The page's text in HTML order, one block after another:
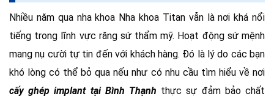
Nhiều năm qua nha khoa Nha khoa Titan vẫn là nơi khá nổi
tiếng trong lĩnh vực răng sứ thẩm mỹ. Hoạt động sứ mệnh
mang nụ cười tự tin đến với khách hàng. Đó là lý do các bạn
khó lòng có thể bỏ qua nếu như có nhu cầu tìm hiểu về nơi
cấy ghép implant tại Bình Thạnh thực sự đảm bảo chất